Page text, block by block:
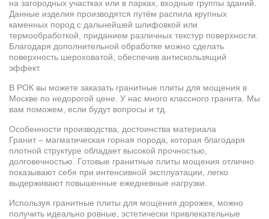
на загородных участках или в парках, входные группы зданий.
Данные изделия производятся путём распила крупных
каменных пород с дальнейшей шлифовкой или
термообработкой, приданием различных текстур поверхности.
Благодаря дополнительной обработке можно сделать
поверхность шероховатой, обеспечив антискользящий
эффект.
В РОК вы можете заказать гранитные плиты для мощения в
Москве по недорогой цене. У нас много классного гранита. Мы
вам поможем, если будут вопросы и тд.
Особенности производства, достоинства материала
Гранит – магматическая горная порода, которая благодаря
плотной структуре обладает высокой прочностью,
долговечностью. Готовые гранитные плиты мощения отлично
показывают себя при интенсивной эксплуатации, легко
выдерживают повышенные ежедневные нагрузки.
Используя гранитные плиты для мощения дорожек, можно
получить идеально ровные, эстетически привлекательные